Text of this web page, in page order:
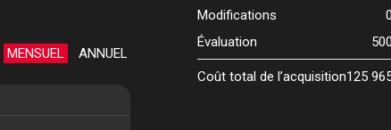
MENSUEL ANNUEL
Modifications
Évaluation
Coût total de l’acquisition125